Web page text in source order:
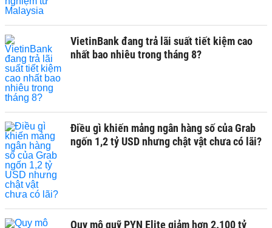
VietinBank đang trả lãi suất tiết kiệm cao
nhất bao nhiêu trong tháng 8?
Điều gì khiến mảng ngân hàng số của Grab
ngốn 1,2 tỷ USD nhưng chật vật chưa có lãi?
Quy mô quỹ PYN Elite giảm hơn 2.100 tỷ